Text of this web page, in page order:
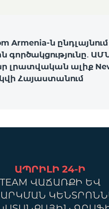
Armenia-ն ընդլայնում
գործակցությունը․
ալիք
Հայաստանում